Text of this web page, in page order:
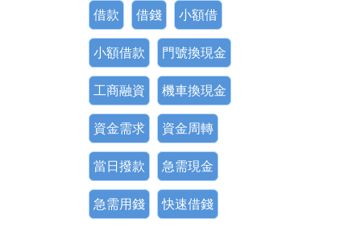
借款 借錢 小額借
小額借款 門號換現金
工商融資 機車換現金
資金需求 資金周轉
當日撥款 急需現金
急需用錢 快速借錢